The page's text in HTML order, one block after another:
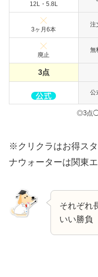
12L・5.8L
3ヶ月6本
注
廃止
無
3点
公
◎3点
※クリクラはお得ス
ナウォーターは関東
それぞれ
いい勝負